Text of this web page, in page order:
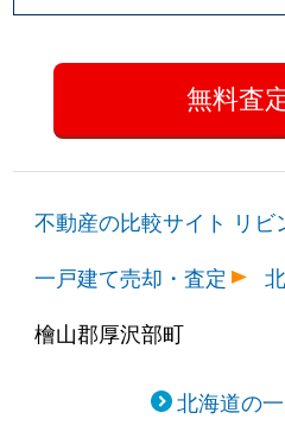
不動産の比較サイト リビ
一戸建て売却・査定
檜山郡厚沢部町
北海道の